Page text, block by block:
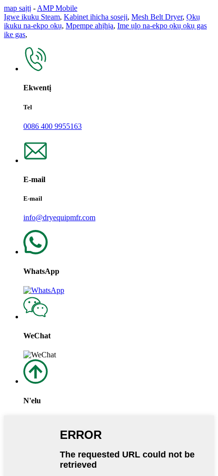
map saịtị - AMP Mobile
Igwe ikuku Steam, Kabinet ihicha soseji, Mesh Belt Dryer, Ọkụ
ikuku na-ekpo ọkụ, Mpempe ahịhịa, Ime ụlọ na-ekpo ọkụ ọkụ gas
ike gas,
Ekwentị
Tel
0086 400 9955163
E-mail
E-mail
info@dryequipmfr.com
WhatsApp
WeChat
N'elu